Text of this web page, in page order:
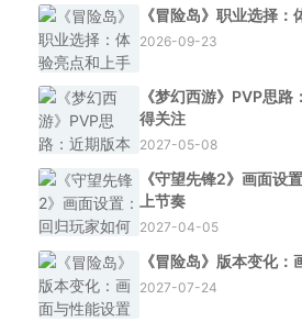
《冒险岛》职业选择
2026-09-23
《梦幻西游》PVP思
得关注
2027-05-08
《守望先锋2》画面设
上节奏
2027-04-05
《冒险岛》版本变化
2027-07-24